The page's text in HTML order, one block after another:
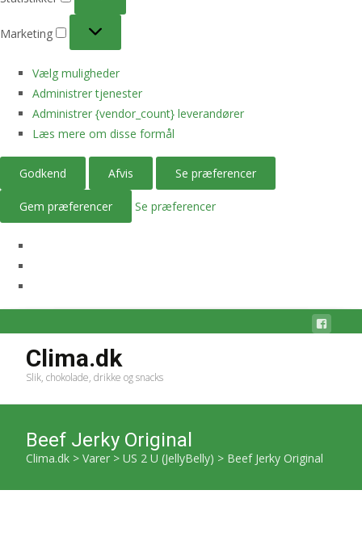
Marketing
Vælg muligheder
Administrer tjenester
Administrer {vendor_count} leverandører
Læs mere om disse formål
Godkend Afvis Se præferencer
Gem præferencer Se præferencer
Clima.dk
Slik, chokolade, drikke og snacks
Beef Jerky Original
Clima.dk > Varer > US 2 U (JellyBelly) > Beef Jerky Original